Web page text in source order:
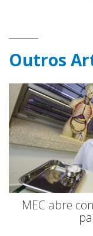
Outros
MEC abre